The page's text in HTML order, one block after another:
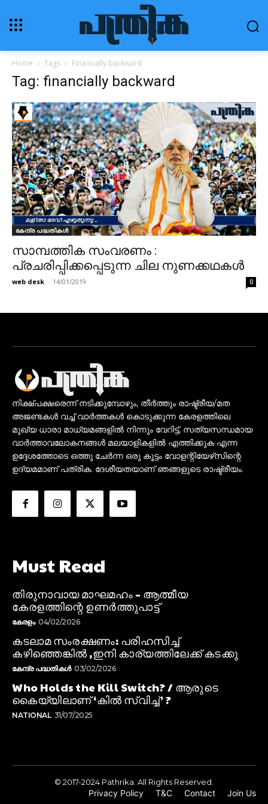
Home Tags Financially backward
Tag: financially backward
കേന്ദ്ര പദ്ധതികൾ
സാമ്പത്തിക സംവരണം :
പ്രചരിപ്പിക്കപ്പെടുന്ന ചില നുണക്കഥകൾ
web desk - 14/01/2019 0
നിക്ഷ്പക്ഷരെന്ന് നടിക്കുമ്പോഴും, തീർത്തും രാഷ്ട്രീയ/മത
അജണ്ടകൾ വച്ച് വാർത്തകൾ കൊടുക്കുന്ന കേരളത്തിലെ
മുഖ്യ ധാരാ മാധ്യമങ്ങളിൽ നിന്നും വേറിട്ട്, സത്യസന്ധമായ
വാർത്താവലോകനങ്ങൾ മലയാളികളിൽ എത്തിക്കുക എന്ന
ഉദ്ദേശത്തോടെ ഒത്തു ചേർന്ന ഒരു കൂട്ടം വോളന്റിയേഴ്‌സിന്റെ
ഉദ്യമമാണ് പത്രിക. ദേശീയതയാണ് ഞങ്ങളുടെ രാഷ്ട്രീയം.
Must Read
തിരുനാവായ മാഘമഹം – ആത്മീയ
കേരളത്തിന്റെ ഉണർത്തുപാട്ട്
കേരളം 04/02/2026
കടലാമ സംരക്ഷണം: പരിഹസിച്ച്
കഴിഞ്ഞെങ്കിൽ ,ഇനി കാര്യത്തിലേക്ക് കടക്കു
കേന്ദ്ര പദ്ധതികൾ 03/02/2026
Who Holds the Kill Switch? / ആരുടെ
കൈയ്യിലാണ് ‘കിൽ സ്വിച്ച്’ ?
NATIONAL 31/07/2025
© 2017-2024 Pathrika. All Rights Reserved.
Privacy Policy T&C Contact Join Us